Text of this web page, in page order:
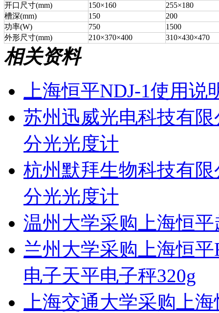
开口尺寸(mm)
150×160
255×180
槽深(mm)
150
200
功率(W)
750
1500
外形尺寸(mm)
210×370×400 310×430×470
相关资料
上海恒平NDJ-1使用说
苏州迅威光电科技有
分光光度计
杭州默拜生物科技有
分光光度计
温州大学采购上海恒平
兰州大学采购上海恒
电子天平电子秤320g
上海交通大学采购上